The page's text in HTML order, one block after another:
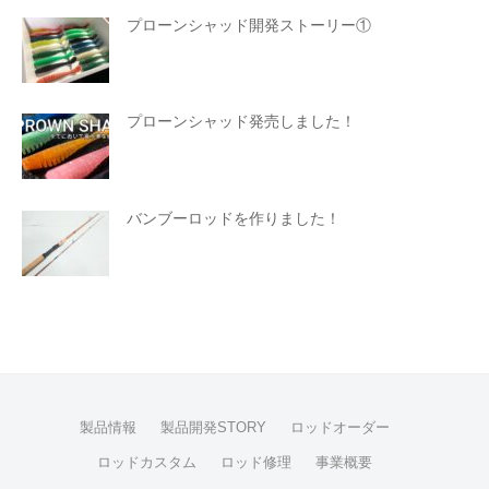
プローンシャッド開発ストーリー①
プローンシャッド発売しました！
バンブーロッドを作りました！
製品情報 製品開発STORY ロッドオーダー
ロッドカスタム ロッド修理 事業概要